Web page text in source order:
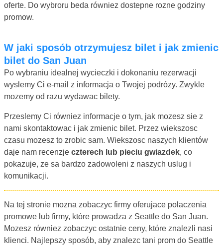
oferte. Do wybroru beda równiez dostepne rozne godziny
promow.
W jaki sposób otrzymujesz bilet i jak zmienic
bilet do San Juan
Po wybraniu idealnej wycieczki i dokonaniu rezerwacji
wyslemy Ci e-mail z informacja o Twojej podrózy. Zwykle
mozemy od razu wydawac bilety.
Przeslemy Ci równiez informacje o tym, jak mozesz sie z
nami skontaktowac i jak zmienic bilet. Przez wiekszosc
czasu mozesz to zrobic sam. Wiekszosc naszych klientów
daje nam recenzje czterech lub pieciu gwiazdek, co
pokazuje, ze sa bardzo zadowoleni z naszych uslug i
komunikacji.
Na tej stronie mozna zobaczyc firmy oferujace polaczenia
promowe lub firmy, które prowadza z Seattle do San Juan.
Mozesz równiez zobaczyc ostatnie ceny, które znalezli nasi
klienci. Najlepszy sposób, aby znalezc tani prom do Seattle